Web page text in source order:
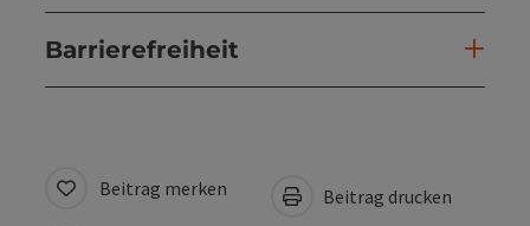
Barrierefreiheit
Beitrag merken Beitrag drucken